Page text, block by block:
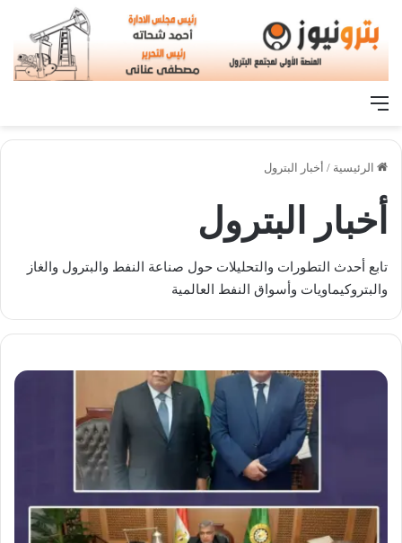
القائمة
الرئيسية / أخبار البترول
أخبار البترول
تابع أحدث التطورات والتحليلات حول صناعة النفط والبترول والغاز
والبتروكيماويات وأسواق النفط العالمية